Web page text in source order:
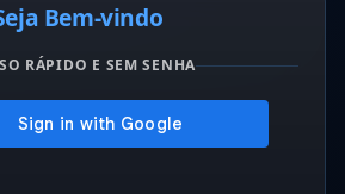
Bem-vindo
RÁPIDO E SEM SENHA